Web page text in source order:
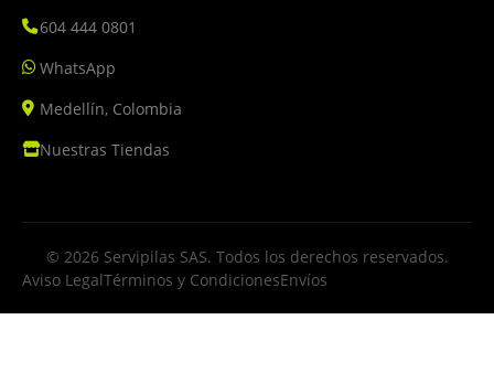
604 444 0801
WhatsApp
Medellín, Colombia
Nuestras Tiendas
© 2026 Servipilas SAS. Todos los derechos reservados.
Aviso LegalTérminos y CondicionesEnvíos